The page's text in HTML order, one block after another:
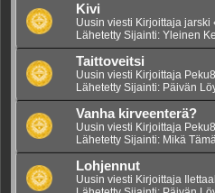
Kivi
Uusin viesti Kirjoittaja jarski
Lähetetty Sijainti: Yleinen
Taittoveitsi
Uusin viesti Kirjoittaja
Lähetetty Sijainti: Päivän
Vanha kirveenterä?
Uusin viesti Kirjoittaja
Lähetetty Sijainti: Mikä
Lohjennut
Uusin viesti Kirjoittaja